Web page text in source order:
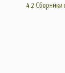
4.2